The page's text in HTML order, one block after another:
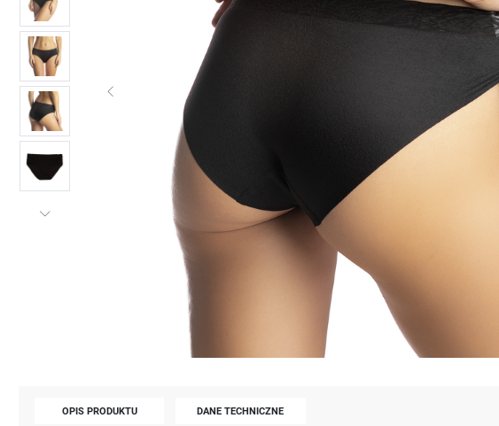
OPIS PRODUKTU DANE TECHNICZNE